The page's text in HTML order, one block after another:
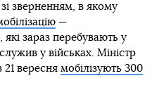
зверненням, в якому
—
які зараз перебувають у
у військах. Міністр
вересня мобілізують 300